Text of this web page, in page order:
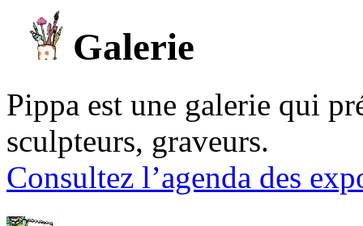
Galerie
Pippa est une galerie qui
sculpteurs, graveurs.
Consultez l’agenda des